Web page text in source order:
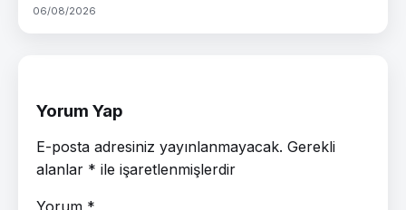
06/08/2026
Yorum Yap
E-posta adresiniz yayınlanmayacak. Gerekli
alanlar * ile işaretlenmişlerdir
Yorum *